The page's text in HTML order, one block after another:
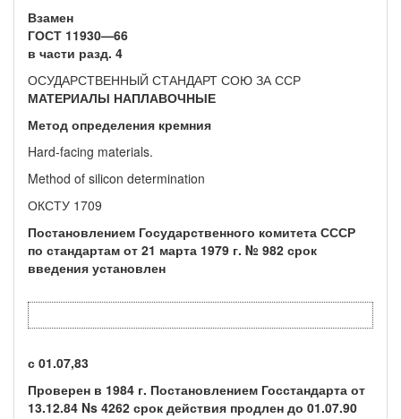
Взамен
ГОСТ 11930—66
в части разд. 4
ОСУДАРСТВЕННЫЙ СТАНДАРТ СОЮ ЗА ССР
МАТЕРИАЛЫ НАПЛАВОЧНЫЕ
Метод определения кремния
Hard-facing materials.
Method of silicon determination
ОКСТУ 1709
Постановлением Государственного комитета СССР
по стандартам от 21 марта 1979 г. № 982 срок
введения установлен
с 01.07,83
Проверен в 1984 г. Постановлением Госстандарта от
13.12.84 Ns 4262 срок действия продлен до 01.07.90